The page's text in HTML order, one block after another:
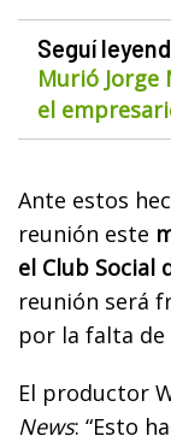
Seguí
Murió Jorge
el
Ante estos
reunión este
el Club Social
reunión será
por la falta de
El productor
News: “Esto